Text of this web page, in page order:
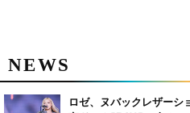
NEWS
ロゼ、ヌバックレザー